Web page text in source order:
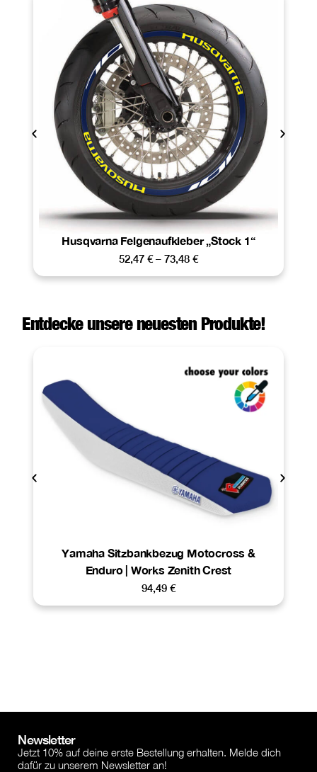
Husqvarna Felgenaufkleber „Stock 1“
52,47 € – 73,48 €
Entdecke unsere neuesten Produkte!
Yamaha Sitzbankbezug Motocross &
Enduro | Works Zenith Crest
94,49 €
Newsletter
Jetzt 10% auf deine erste Bestellung erhalten. Melde dich
dafür zu unserem Newsletter an!